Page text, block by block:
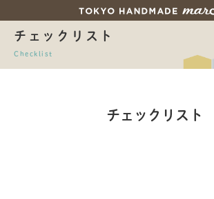
チェックリスト
Checklist
チェックリスト